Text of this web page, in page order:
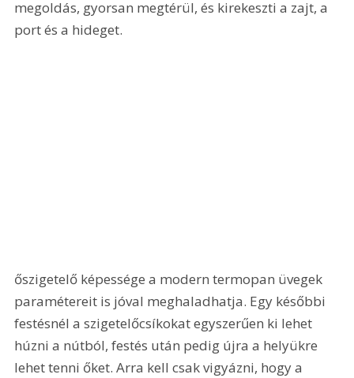
megoldás, gyorsan megtérül, és kirekeszti a zajt, a
port és a hideget.
őszigetelő képessége a modern termopan üvegek
paramétereit is jóval meghaladhatja. Egy későbbi
festésnél a szigetelőcsíkokat egyszerűen ki lehet
húzni a nútból, festés után pedig újra a helyükre
lehet tenni őket. Arra kell csak vigyázni, hogy a